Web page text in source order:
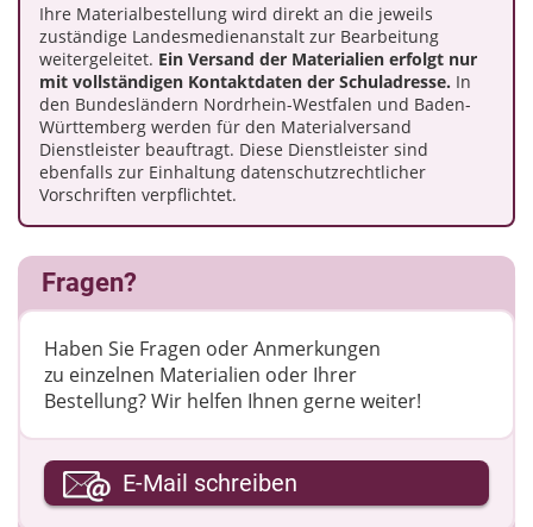
Ihre Materialbestellung wird direkt an die jeweils
zuständige Landesmedienanstalt zur Bearbeitung
weitergeleitet. Ein Versand der Materialien erfolgt nur
mit vollständigen Kontaktdaten der Schuladresse. In
den Bundesländern Nordrhein-Westfalen und Baden-
Württemberg werden für den Materialversand
Dienstleister beauftragt. Diese Dienstleister sind
ebenfalls zur Einhaltung datenschutzrechtlicher
Vorschriften verpflichtet.
Fragen?
Haben Sie Fragen oder Anmerkungen
zu einzelnen Materialien oder Ihrer
Bestellung? Wir helfen Ihnen gerne weiter! ​
Ihre E-Mail-Adresse
E-Mail schreiben